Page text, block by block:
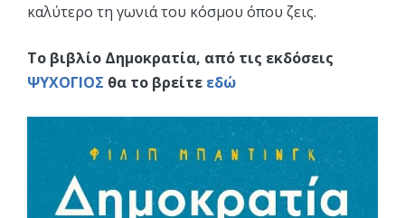
καλύτερο τη γωνιά του κόσμου όπου ζεις.
Το βιβλίο Δημοκρατία, από τις εκδόσεις
ΨΥΧΟΓΙΟΣ θα το βρείτε εδώ